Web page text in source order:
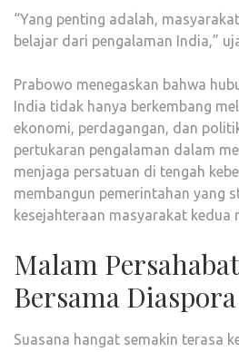
“Yang penting adalah,
belajar dari pengalaman India,”
Prabowo menegaskan bahwa
India tidak hanya berkembang
ekonomi, perdagangan, dan
pertukaran pengalaman dalam
menjaga persatuan di tengah
membangun pemerintahan yang
kesejahteraan masyarakat kedua
Malam
Bersama
Suasana hangat semakin terasa